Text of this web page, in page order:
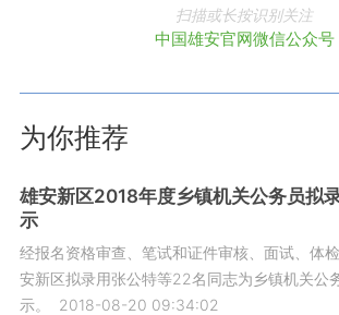
扫描或长按识别关注
中国雄安官网微信公众号
为你推荐
雄安新区2018年度乡镇机关公务员拟
示
经报名资格审查、笔试和证件审核、面试、体
安新区拟录用张公特等22名同志为乡镇机关公
示。
2018-08-20 09:34:02